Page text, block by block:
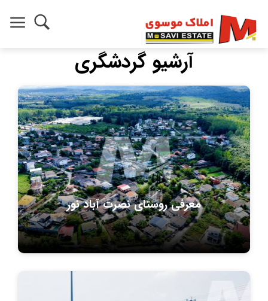
آرشیو گردشگری
معرفی روستای نصرت آباد نور